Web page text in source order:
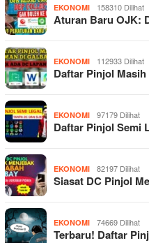
EKONOMI 158310 Dilihat
Aturan Baru OJK:
EKONOMI 112933 Dilihat
Daftar Pinjol
EKONOMI 97179 Dilihat
Daftar Pinjol Semi
EKONOMI 82197 Dilihat
Siasat DC Pinjol
EKONOMI 74669 Dilihat
Terbaru! Daftar